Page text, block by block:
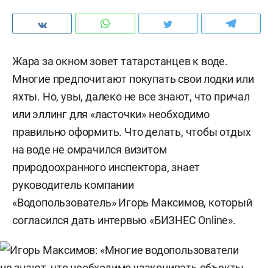
Жара за окном зовет татарстанцев к воде.
Многие предпочитают покупать свои лодки или
яхты. Но, увы, далеко не все знают, что причал
или эллинг для «ласточки» необходимо
правильно оформить. Что делать, чтобы отдых
на воде не омрачился визитом
природоохранного инспектора, знает
руководитель компании
«Водопользователь» Игорь Максимов, который
согласился дать интервью «БИЗНЕС Online».